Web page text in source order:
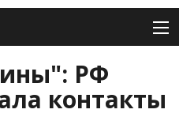
РФ
контакты